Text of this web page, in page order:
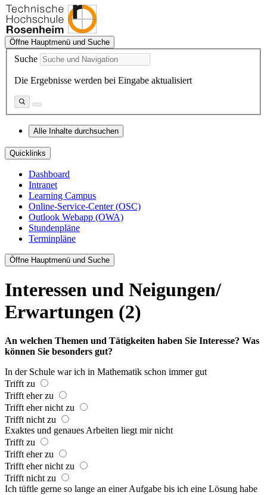
Öffne Hauptmenü und Suche
Suche
Die Ergebnisse werden bei Eingabe aktualisiert
Alle Inhalte durchsuchen
Quicklinks
Dashboard
Intranet
Learning Campus
Online-Service-Center (OSC)
Outlook Webapp (OWA)
Stundenpläne
Terminpläne
Öffne Hauptmenü und Suche
Interessen und Neigungen/
Erwartungen (2)
An welchen Themen und Tätigkeiten haben Sie Interesse? Was
können Sie besonders gut?
In der Schule war ich in Mathematik schon immer gut
Trifft zu
Trifft eher zu
Trifft eher nicht zu
Trifft nicht zu
Exaktes und genaues Arbeiten liegt mir nicht
Trifft zu
Trifft eher zu
Trifft eher nicht zu
Trifft nicht zu
Ich tüftle gerne so lange an einer Aufgabe bis ich eine Lösung habe